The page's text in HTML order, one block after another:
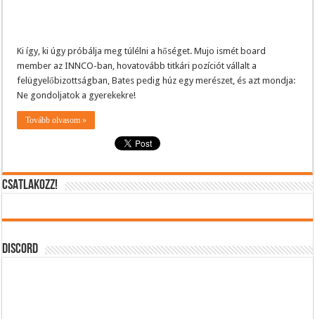
Ki így, ki úgy próbálja meg túlélni a hőséget. Mujo ismét board
member az INNCO-ban, hovatovább titkári pozíciót vállalt a
felügyelőbizottságban, Bates pedig húz egy merészet, és azt mondja:
Ne gondoljatok a gyerekekre!
Tovább olvasom »
CSATLAKOZZ!
DISCORD